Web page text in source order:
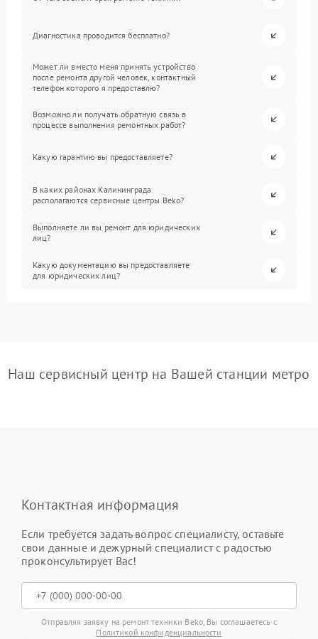
Диагностика проводится бесплатно?
Может ли вместо меня принять устройство
после ремонта другой человек, контактный
телефон которого я предоставлю?
Возможно ли получать обратную связь в
процессе выполнения ремонтных работ?
Какую гарантию вы предоставляете?
В каких районах Калининграда
располагаются сервисные центры Beko?
Выполняете ли вы ремонт для юридических
лиц?
Какую документацию вы предоставляете
для юридических лиц?
Наш сервисный центр на Вашей станции метро
Контактная информация
Если требуется задать вопрос специалисту, оставьте
свои данные и дежурный специалист с радостью
проконсультирует Вас!
Отправляя заявку на ремонт техники Beko, Вы соглашаетесь с
Политикой конфиденциальности